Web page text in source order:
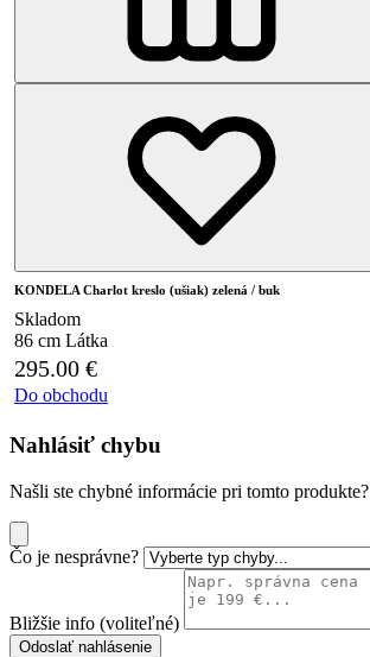
KONDELA Charlot kreslo (ušiak) zelená / buk
Skladom
86 cm Látka
295.00 €
Do obchodu
Nahlásiť chybu
Našli ste chybné informácie pri tomto produkte?
Čo je nesprávne?
Bližšie info (voliteľné)
Odoslať nahlásenie